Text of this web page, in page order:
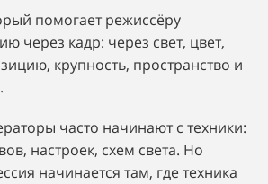
помогает режиссёру
через кадр: через свет, цвет,
крупность, пространство и
часто начинают с техники:
настроек, схем света. Но
начинается там, где техника